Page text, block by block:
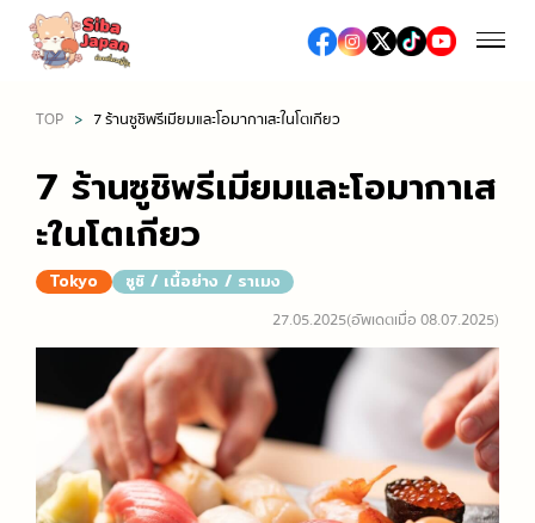
ฤดูใบไม้ผลิ (เทศกาลชมซากุระ / ดื่มมัทฉะ)
ฤดูร้อน (เทศกาลดอกไม้ไฟ / เที่ยวทะเล / งานเทศกาลต่าง
ๆ)
ฤดูหนาว (หิมะ / ออนเซ็น / เทศกาลประดับไฟ)
อาหารและร้านอาหาร
อาหารญี่ปุ่น
ซูชิ / เนื้อย่าง / ราเมง
ร้านอาหารหรู, ร้านอาหารระดับมิชลิน
สตรีทฟู้ด
ห้างสรรพสินค้าเอาท์เล็ต
ห้างสรรพสินค้า
ร้านขายยา / ร้านเครื่องสำอางค์
ร้านขายเครื่องใช้ไฟฟ้าและสินค้าปลอดภาษี
เที่ยว/ทำกิจกรรม
สถานที่ท่องเที่ยวทางธรรมชาติ
โรงแรม
เที่ยวญี่ปุ่นครั้งแรก
TOP 7 ร้านซูชิพรีเมียมและโอมากาเสะในโตเกียว
7 ร้านซูชิพรีเมียมและโอมากาเส
ะในโตเกียว
Tokyo ซูชิ / เนื้อย่าง / ราเมง
27.05.2025(อัพเดตเมื่อ 08.07.2025)